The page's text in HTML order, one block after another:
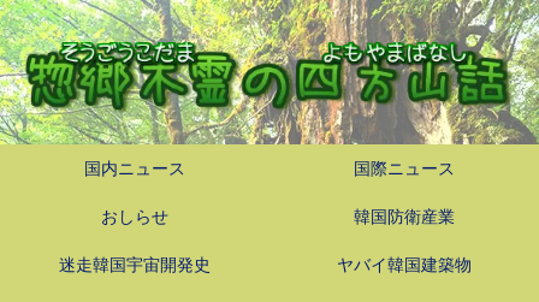
国内ニュース 国際ニュース
おしらせ 韓国防衛産業
迷走韓国宇宙開発史 ヤバイ韓国建築物